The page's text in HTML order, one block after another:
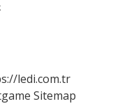
ledi.com.tr
Sitemap